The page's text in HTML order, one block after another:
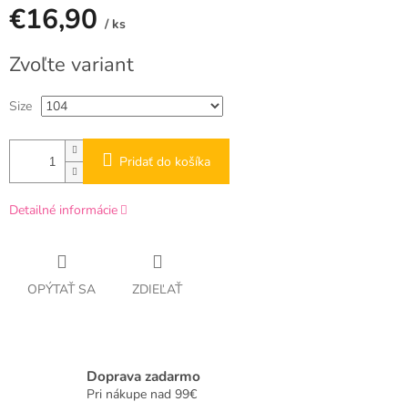
€16,90 / ks
cena:
Zvoľte variant
Size
Pridať do košíka
Detailné informácie
OPÝTAŤ SA ZDIEĽAŤ
Doprava zadarmo
Pri nákupe nad 99€